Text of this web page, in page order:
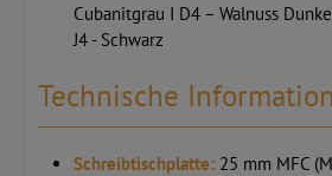
Cubanitgrau I D4 – Walnuss
J4 - Schwarz
Technische Information
Schreibtischplatte: 25 mm MFC